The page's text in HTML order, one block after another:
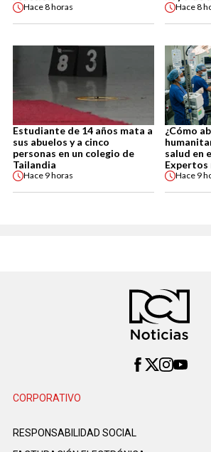
Hace8 horas Hace8
Estudiante de 14 años mata a
sus abuelos y a cinco
personas en un colegio de
Tailandia
Hace 9 horas
¿Cómo
salud en
Expertos
Hace 9
CORPORATIVO
RESPONSABILIDAD SOCIAL